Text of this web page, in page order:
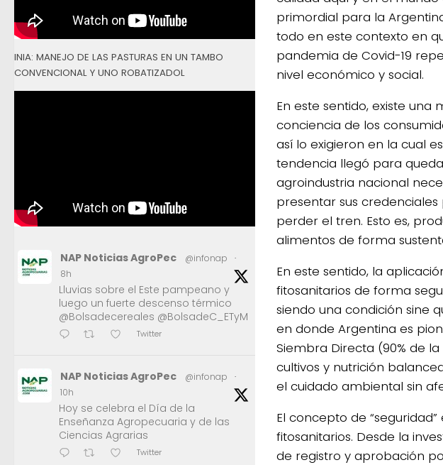
primordial para la
todo en este contexto en
pandemia de Covid-19
nivel económico y social.
En este sentido, existe una
conciencia de los
así lo exigieron en la cual
tendencia llegó para
agroindustria nacional
presentar sus
perder el tren. Esto es,
alimentos de forma
En este sentido, la
fitosanitarios de forma
siendo una condición sine
en donde Argentina es
Siembra Directa (90% de
cultivos y nutrición
el cuidado ambiental sin
El concepto de
fitosanitarios. Desde la
de registro y aprobación
INIA: MANEJO DE LAS PASTURAS EN UN TAMBO
CONVENCIONAL Y UNO ROBATIZADOL
NAP Noticias AgroPec @infonap
·
8h
Lluvias sobre el Este pampeano y
luego un fuerte descenso térmico
@Bolsadecereales @BolsadeC_ETyM
Twitter
NAP Noticias AgroPec @infonap
·
10h
Hoy se celebra el Día de la
Enseñanza Agropecuaria y de las
Ciencias Agrarias
Twitter